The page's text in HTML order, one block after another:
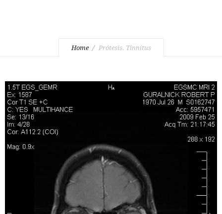
Home Prótesis. Tinnitus